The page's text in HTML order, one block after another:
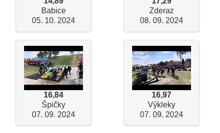
Babice
05. 10. 2024
Zderaz
08. 09. 2024
16,84
Špičky
07. 09. 2024
16,97
Výkleky
07. 09. 2024